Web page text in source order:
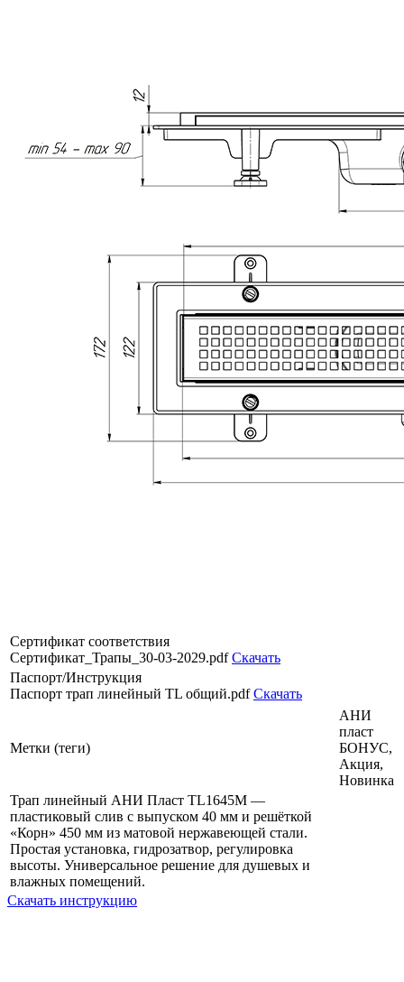
Сертификат соответствия
Сертификат_Трапы_30-03-2029.pdfСкачать
Паспорт/Инструкция
Паспорт трап линейный ТL общий.pdfСкачать
Метки (теги)
АНИ
пласт
БОНУС,
Акция,
Новинка
Трап линейный АНИ Пласт TL1645M —
пластиковый слив с выпуском 40 мм и решёткой
«Корн» 450 мм из матовой нержавеющей стали.
Простая установка, гидрозатвор, регулировка
высоты. Универсальное решение для душевых и
влажных помещений.
Скачать инструкцию